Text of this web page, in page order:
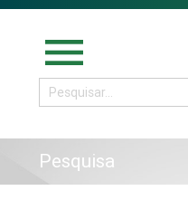
menu
Pesquisa